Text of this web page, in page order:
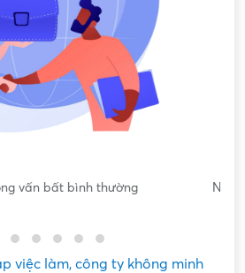
sơ sài, không đồng nhất với công
việc làm, công ty không minh